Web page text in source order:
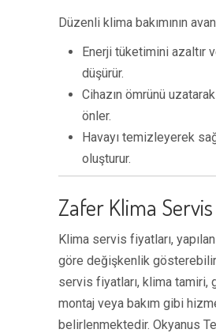
Düzenli klima bakımının
Enerji tüketimini azaltır
düşürür.
Cihazın ömrünü uzatarak
önler.
Havayı temizleyerek
oluşturur.
Zafer Klima
Klima servis fiyatları,
göre değişkenlik
servis fiyatları, klima tamiri,
montaj veya bakım gibi
belirlenmektedir. Okyanus